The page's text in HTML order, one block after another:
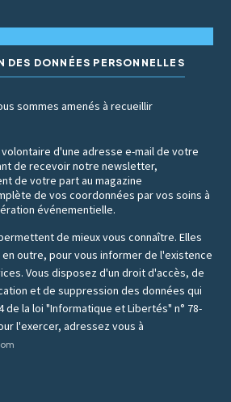
DONNÉES PERSONNELLES
sommes amenés à recueillir
d'une adresse e-mail de votre
de recevoir notre newsletter,
de votre part au magazine
de vos coordonnées par vos soins à
événementielle.
de mieux vous connaître. Elles
outre, pour vous informer de l'existence
Vous disposez d'un droit d'accès, de
et de suppression des données qui
de la loi "Informatique et Libertés" n° 78-
l'exercer, adressez vous à